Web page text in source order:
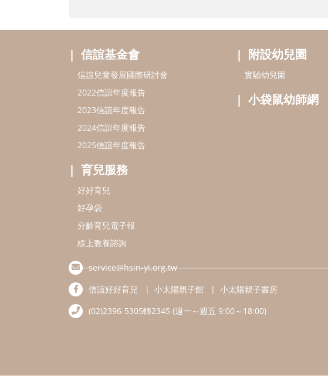
信誼基金會
信誼兒童發展國際研討會
2022信誼年度報告
2023信誼年度報告
2024信誼年度報告
2025信誼年度報告
育兒服務
好好育兒
好孕袋
分齡育兒電子報
線上教養諮詢
附設幼兒園
實驗幼兒園
小袋鼠幼師網
service@hsin-yi.org.tw
信誼好好育兒
小太陽親子館
小太陽親子書房
(02)2396-5305轉2345 (週一～週五 9:00～18:00)